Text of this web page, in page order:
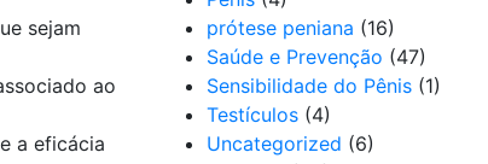
sejam
ao
a eficácia
prótese peniana (16)
Saúde e Prevenção (47)
Sensibilidade do Pênis (1)
Testículos (4)
Uncategorized (6)